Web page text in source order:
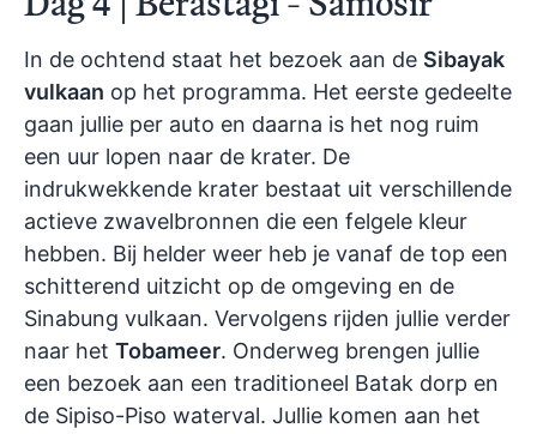
In de ochtend staat het bezoek aan de Sibayak
vulkaan op het programma. Het eerste gedeelte
gaan jullie per auto en daarna is het nog ruim
een uur lopen naar de krater. De
indrukwekkende krater bestaat uit verschillende
actieve zwavelbronnen die een felgele kleur
hebben. Bij helder weer heb je vanaf de top een
schitterend uitzicht op de omgeving en de
Sinabung vulkaan. Vervolgens rijden jullie verder
naar het Tobameer. Onderweg brengen jullie
een bezoek aan een traditioneel Batak dorp en
de Sipiso-Piso waterval. Jullie komen aan het